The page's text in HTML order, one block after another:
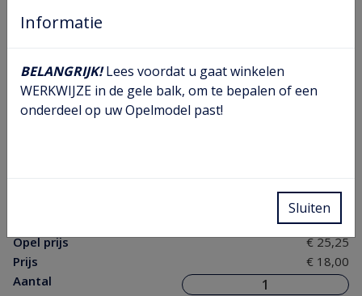
Connector luchtfilterbuis 12 14 16
Opel prijs
€ 25,25
Prijs
€ 18,00
Aantal
Informatie
BELANGRIJK!Lees voordat u gaat winkelen
WERKWIJZE in de gele balk, om te bepalen of een
onderdeel op uw Opelmodel past!
Sluiten